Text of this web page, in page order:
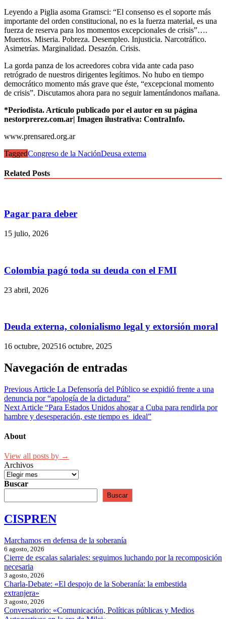
Leyendo a Piglia asoma Gramsci: “El consenso es el soporte más
importante del orden constitucional, no es la fuerza material, es una
fuerza de reserva para los momentos excepcionales de crisis”….
Muertos. Miseria. Pobreza. Desempleo. Injusticia. Narcotráfico.
Asimetrías. Marginalidad. Desazón. Crisis.
La gorda panza de los acreedores cobra vida ante cada paso
retrógrado de nuestros dirigentes legítimos. No hubo en tiempo
democrático momento más grave que éste, “excepcional momento
de crisis”. Discutamos ahora para no seguir lamentándonos mañana.
*Periodista. Artículo publicado por el autor en su página
nestorprerez.com.ar| Imagen ilustrativa: ContraInfo.
www.prensared.org.ar
TaggedCongreso de la NaciónDeusa externa
Related Posts
Pagar para deber
15 julio, 2026
Colombia pagó toda su deuda con el FMI
23 abril, 2026
Deuda externa, colonialismo legal y extorsión moral
16 octubre, 202516 octubre, 2025
Navegación de entradas
Previous Article La Defensoría del Público se expidió frente a una
denuncia por “apología de la dictadura”
Next Article “Para Estados Unidos ahogar a Cuba para rendirla por
hambre y desesperación, este tiempo es ideal”
About
View all posts by →
Archivos
Buscar
Buscar
CISPREN
Marchamos en defensa de la soberanía
6 agosto, 2026
Cierre de escalas salariales: seguimos luchando por la recomposición
necesaria
3 agosto, 2026
Charla-Debate: «El despojo de la Soberanía: la embestida
extranjera»
3 agosto, 2026
Conversatorio: «Comunicación, Políticas públicas y Medios